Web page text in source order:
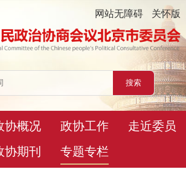
网站无障碍 关怀版
协概况 政协工作
走近委员
协期刊 专题专栏